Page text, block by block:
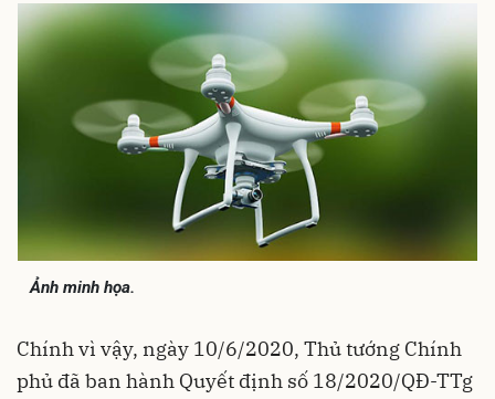
Ảnh minh họa.
Chính vì vậy, ngày 10/6/2020, Thủ tướng Chính
phủ đã ban hành Quyết định số 18/2020/QĐ-TTg